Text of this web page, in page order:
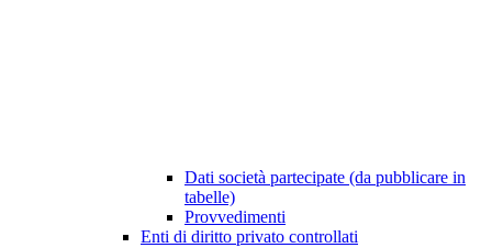
Dati società partecipate (da pubblicare in
tabelle)
Provvedimenti
Enti di diritto privato controllati